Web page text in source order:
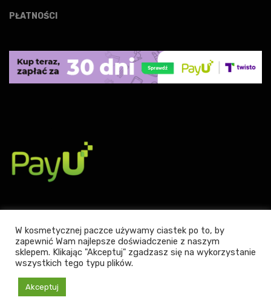
PŁATNOŚCI
Powered by WordPress |Theme:Letoby aThemes.
W kosmetycznej paczce używamy ciastek po to, by
zapewnić Wam najlepsze doświadczenie z naszym
sklepem. Klikając "Akceptuj" zgadzasz się na wykorzystanie
wszystkich tego typu plików.
Akceptuj